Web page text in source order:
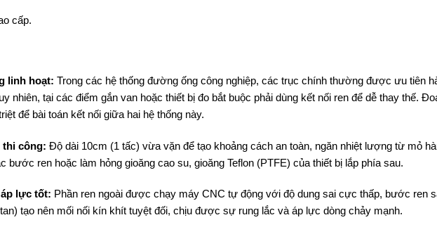
cấp.
linh hoạt: Trong các hệ thống đường ống công nghiệp, các trục chính thường được ưu tiên
nhiên, tại các điểm gắn van hoặc thiết bị đo bắt buộc phải dùng kết nối ren để dễ thay thế.
để bài toán kết nối giữa hai hệ thống này.
thi công: Độ dài 10cm (1 tấc) vừa vặn để tạo khoảng cách an toàn, ngăn nhiệt lượng từ mỏ
bước ren hoặc làm hỏng gioăng cao su, gioăng Teflon (PTFE) của thiết bị lắp phía sau.
lực tốt: Phần ren ngoài được chạy máy CNC tự động với độ dung sai cực thấp, bước ren
tạo nên mối nối kín khít tuyệt đối, chịu được sự rung lắc và áp lực dòng chảy mạnh.